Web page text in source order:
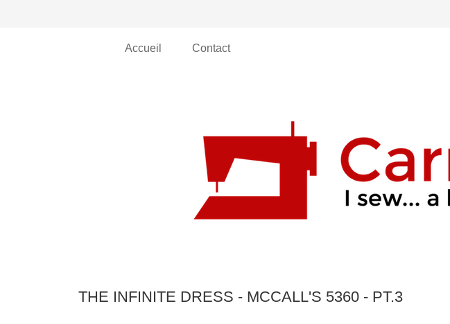
Accueil Contact
THE INFINITE DRESS - MCCALL'S 5360 - PT.3